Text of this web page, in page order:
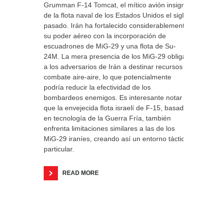
Grumman F-14 Tomcat, el mítico avión insignia
de la flota naval de los Estados Unidos el siglo
pasado. Irán ha fortalecido considerablemente
su poder aéreo con la incorporación de
escuadrones de MiG-29 y una flota de Su-
24M. La mera presencia de los MiG-29 obliga
a los adversarios de Irán a destinar recursos al
combate aire-aire, lo que potencialmente
podría reducir la efectividad de los
bombardeos enemigos. Es interesante notar
que la envejecida flota israelí de F-15, basada
en tecnología de la Guerra Fría, también
enfrenta limitaciones similares a las de los
MiG-29 iraníes, creando así un entorno táctico
particular.
READ MORE